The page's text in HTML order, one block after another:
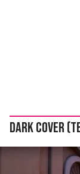
Dark Cover